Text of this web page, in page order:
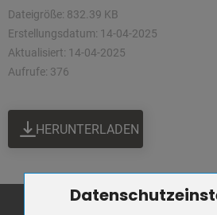
Dateigröße: 832.39 KB
Erstellungsdatum: 14-04-2025
Aktualisiert: 14-04-2025
Aufrufe: 376
HERUNTERLADEN
Zum Betrieb der Seite notwendige